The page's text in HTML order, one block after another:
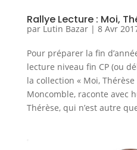
Rallye Lecture : Moi,
par Lutin Bazar| 8 Avr
Pour préparer la fin
lecture niveau fin CP (ou
la collection « Moi,
Moncomble, raconte avec
Thérèse, qui n’est autre